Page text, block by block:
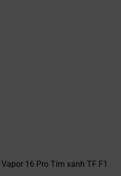
16 Pro Tím xanh TF F1